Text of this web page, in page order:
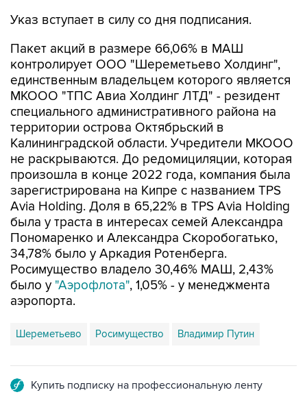
Указ вступает в силу со дня подписания.
Пакет акций в размере 66,06% в МАШ
контролирует ООО "Шереметьево Холдинг",
единственным владельцем которого является
МКООО "ТПС Авиа Холдинг ЛТД" - резидент
специального административного района на
территории острова Октябрьский в
Калининградской области. Учредители МКООО
не раскрываются. До редомициляции, которая
произошла в конце 2022 года, компания была
зарегистрирована на Кипре с названием TPS
Avia Holding. Доля в 65,22% в TPS Avia Holding
была у траста в интересах семей Александра
Пономаренко и Александра Скоробогатько,
34,78% было у Аркадия Ротенберга.
Росимущество владело 30,46% МАШ, 2,43%
было у "Аэрофлота", 1,05% - у менеджмента
аэропорта.
Шереметьево Росимущество Владимир Путин
Купить подписку на профессиональную ленту